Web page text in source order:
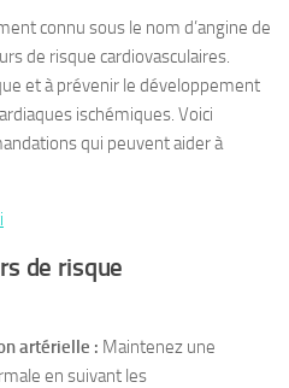
connu sous le nom d’angine de
de risque cardiovasculaires.
et à prévenir le développement
ischémiques. Voici
qui peuvent aider à
de risque
artérielle : Maintenez une
en suivant les